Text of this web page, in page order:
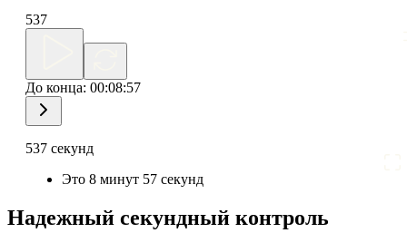
537
До конца: 00:08:57
537 секунд
Это 8 минут 57 секунд
Надежный секундный контроль